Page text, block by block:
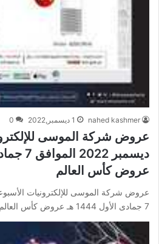
nahed kashmer 1 ديسمبر,2022 0
عروض كأس العالم
7 جمادى الأول 1444 هـ عروض كأس العالم عروض شركة الموسى…